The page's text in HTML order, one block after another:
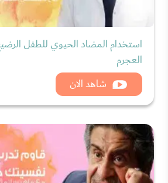
استخدام المضاد الحيوي للطفل
العجرم
شاهد الان